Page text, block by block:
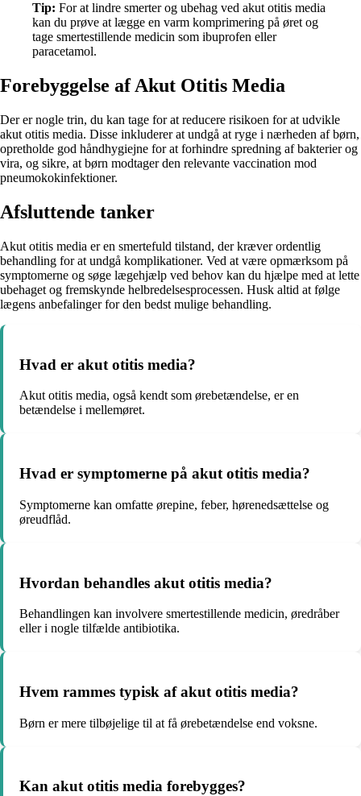
Tip: For at lindre smerter og ubehag ved akut otitis media
kan du prøve at lægge en varm komprimering på øret og
tage smertestillende medicin som ibuprofen eller
paracetamol.
Forebyggelse af Akut Otitis Media
Der er nogle trin, du kan tage for at reducere risikoen for at udvikle
akut otitis media. Disse inkluderer at undgå at ryge i nærheden af børn,
opretholde god håndhygiejne for at forhindre spredning af bakterier og
vira, og sikre, at børn modtager den relevante vaccination mod
pneumokokinfektioner.
Afsluttende tanker
Akut otitis media er en smertefuld tilstand, der kræver ordentlig
behandling for at undgå komplikationer. Ved at være opmærksom på
symptomerne og søge lægehjælp ved behov kan du hjælpe med at lette
ubehaget og fremskynde helbredelsesprocessen. Husk altid at følge
lægens anbefalinger for den bedst mulige behandling.
Hvad er akut otitis media?
Akut otitis media, også kendt som ørebetændelse, er en
betændelse i mellemøret.
Hvad er symptomerne på akut otitis media?
Symptomerne kan omfatte ørepine, feber, hørenedsættelse og
øreudflåd.
Hvordan behandles akut otitis media?
Behandlingen kan involvere smertestillende medicin, øredråber
eller i nogle tilfælde antibiotika.
Hvem rammes typisk af akut otitis media?
Børn er mere tilbøjelige til at få ørebetændelse end voksne.
Kan akut otitis media forebygges?